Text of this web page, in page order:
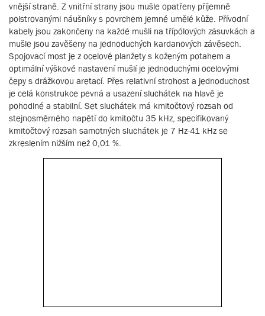
vnější straně. Z vnitřní strany jsou mušle opatřeny příjemně
polstrovanými náušníky s povrchem jemné umělé kůže. Přívodní
kabely jsou zakončeny na každé mušli na třípólových zásuvkách a
mušle jsou zavěšeny na jednoduchých kardanových závěsech.
Spojovací most je z ocelové planžety s koženým potahem a
optimální výškové nastavení mušlí je jednoduchými ocelovými
čepy s drážkovou aretací. Přes relativní strohost a jednoduchost
je celá konstrukce pevná a usazení sluchátek na hlavě je
pohodlné a stabilní. Set sluchátek má kmitočtový rozsah od
stejnosměrného napětí do kmitočtu 35 kHz, specifikovaný
kmitočtový rozsah samotných sluchátek je 7 Hz-41 kHz se
zkreslením nižším než 0,01 %.